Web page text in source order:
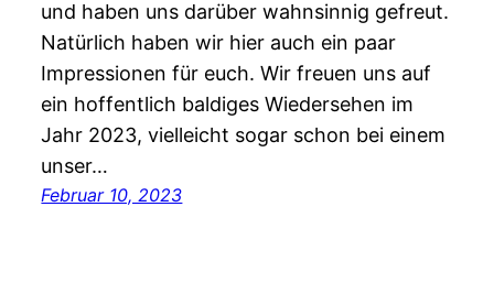
und haben uns darüber wahnsinnig gefreut.
Natürlich haben wir hier auch ein paar
Impressionen für euch. Wir freuen uns auf
ein hoffentlich baldiges Wiedersehen im
Jahr 2023, vielleicht sogar schon bei einem
unser…
Februar 10, 2023